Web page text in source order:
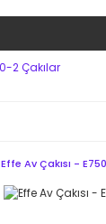
Effe Av Çakısı -